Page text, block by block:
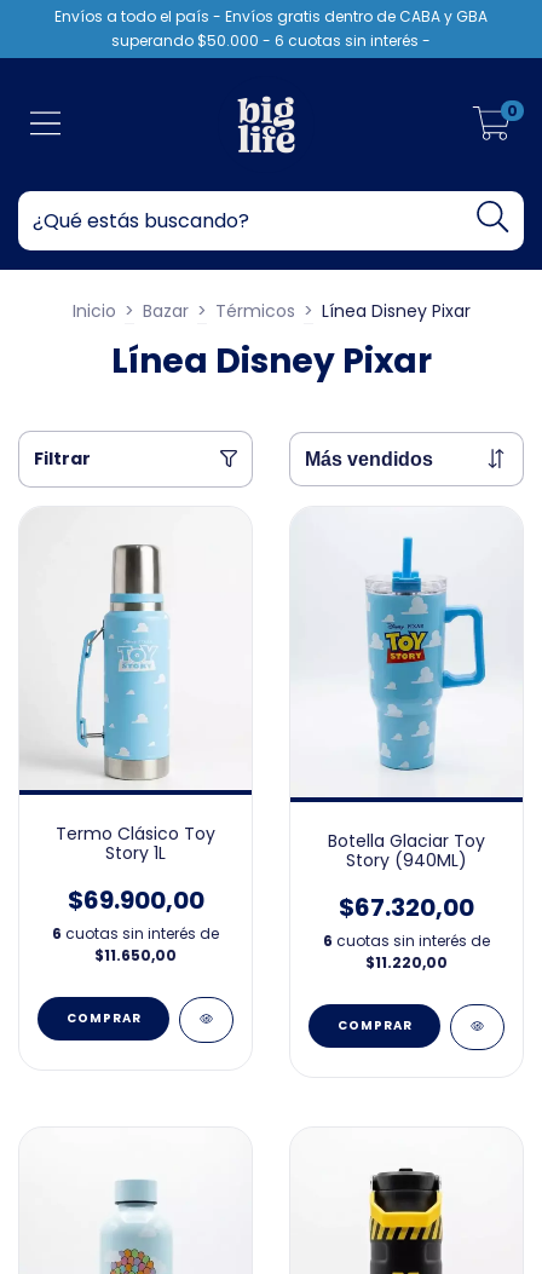
Envíos a todo el país - Envíos gratis dentro de CABA y GBA
superando $50.000 - 6 cuotas sin interés -
0
Inicio > Bazar > Térmicos > Línea Disney Pixar
Línea Disney Pixar
Filtrar
Termo Clásico Toy
Story 1L
$69.900,00
6 cuotas sin interés de
$11.650,00
Botella Glaciar Toy
Story (940ML)
$67.320,00
6 cuotas sin interés de
$11.220,00